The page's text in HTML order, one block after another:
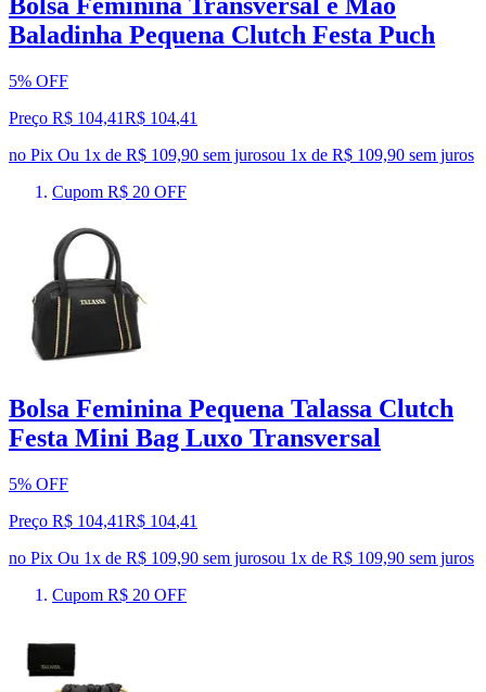
Baladinha Pequena Clutch Festa Puch
5% OFF
Preço R$ 104,41R$ 104,41
no Pix Ou 1x de R$ 109,90 sem jurosou 1x de R$ 109,90 sem juros
Cupom R$ 20 OFF
Bolsa Feminina Pequena Talassa Clutch
Festa Mini Bag Luxo Transversal
5% OFF
Preço R$ 104,41R$ 104,41
no Pix Ou 1x de R$ 109,90 sem jurosou 1x de R$ 109,90 sem juros
Cupom R$ 20 OFF